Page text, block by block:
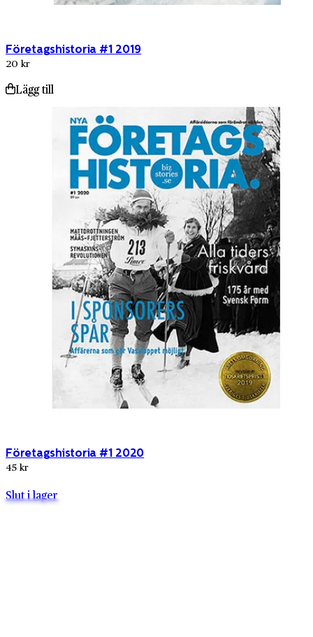
Företagshistoria #1 2019
20 kr
Lägg till
Företagshistoria #1 2020
45 kr
Slut i lager